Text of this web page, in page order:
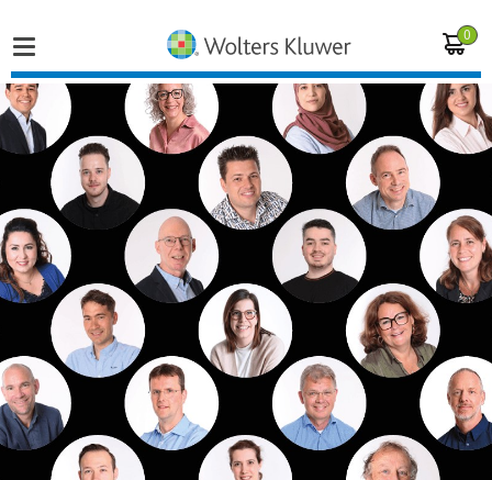
0
Home
Vakgebieden
Actueel
Producten
Opleidingen
Juridisch advies